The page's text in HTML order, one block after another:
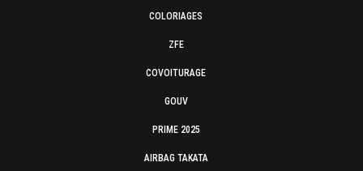
COLORIAGES
ZFE
COVOITURAGE
GOUV
PRIME 2025
AIRBAG TAKATA